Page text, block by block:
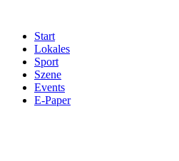
Start
Lokales
Sport
Szene
Events
E-Paper